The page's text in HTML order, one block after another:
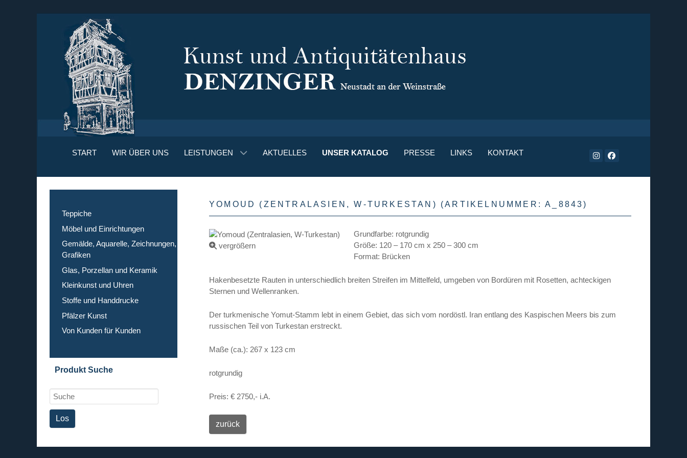
START WIR ÜBER UNS LEISTUNGEN AKTUELLES UNSER KATALOG PRESSE LINKS KONTAKT
Teppiche
Möbel und Einrichtungen
Gemälde, Aquarelle, Zeichnungen,
Grafiken
Glas, Porzellan und Keramik
Kleinkunst und Uhren
Stoffe und Handdrucke
Pfälzer Kunst
Von Kunden für Kunden
Produkt Suche
YOMOUD (ZENTRALASIEN, W-TURKESTAN) (ARTIKELNUMMER:A_8843)
vergrößern
Grundfarbe: rotgrundig
Größe: 120 – 170 cm x 250 – 300 cm
Format: Brücken
Hakenbesetzte Rauten in unterschiedlich breiten Streifen im Mittelfeld, umgeben von Bordüren mit Rosetten, achteckigen
Sternen und Wellenranken.
Der turkmenische Yomut-Stamm lebt in einem Gebiet, das sich vom nordöstl. Iran entlang des Kaspischen Meers bis zum
russischen Teil von Turkestan erstreckt.
Maße (ca.): 267 x 123 cm
rotgrundig
Preis: € 2750,- i.A.